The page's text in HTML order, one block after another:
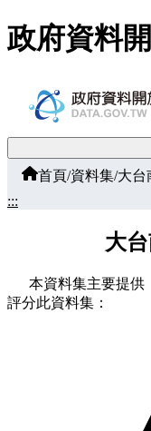
跳至主要內容
政府資料
首頁/資料集/大台
:::
大
本資料集主要提供
評分此資料集：